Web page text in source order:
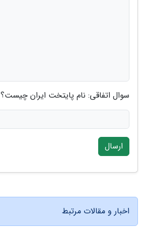
سوال اتفاقی: نام پایتخت ایران چیست؟
ارسال
اخبار و مقالات مرتبط